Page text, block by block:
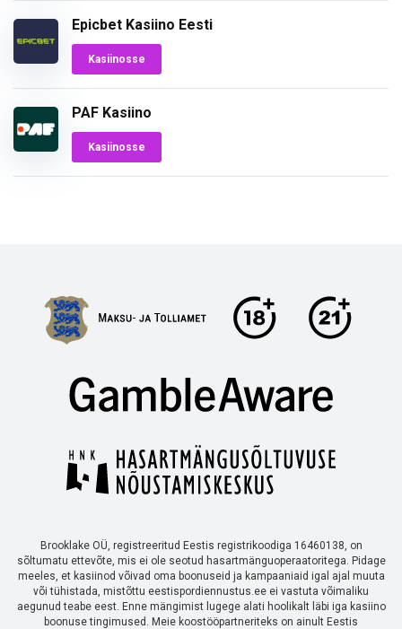
Epicbet Kasiino Eesti
Kasiinosse
PAF Kasiino
Kasiinosse
Brooklake OÜ, registreeritud Eestis registrikoodiga 16460138, on
sõltumatu ettevõte, mis ei ole seotud hasartmänguoperaatoritega. Pidage
meeles, et kasiinod võivad oma boonuseid ja kampaaniaid igal ajal muuta
või tühistada, mistõttu eestispordiennustus.ee ei vastuta võimaliku
aegunud teabe eest. Enne mängimist lugege alati hoolikalt läbi iga kasiino
boonuse tingimused. Meie koostööpartneriteks on ainult Eestis